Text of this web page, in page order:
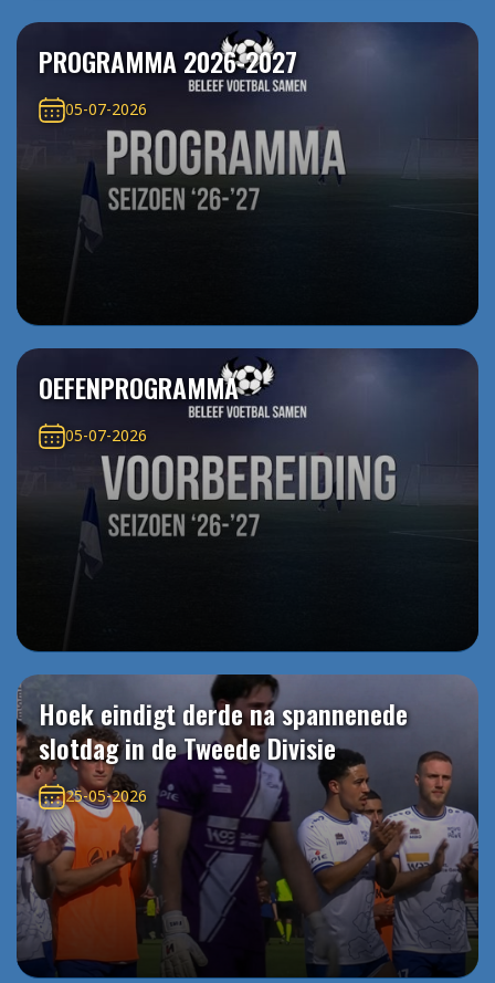
PROGRAMMA 2026-2027
05-07-2026
OEFENPROGRAMMA
05-07-2026
Hoek eindigt derde na spannenede
slotdag in de Tweede Divisie
25-05-2026